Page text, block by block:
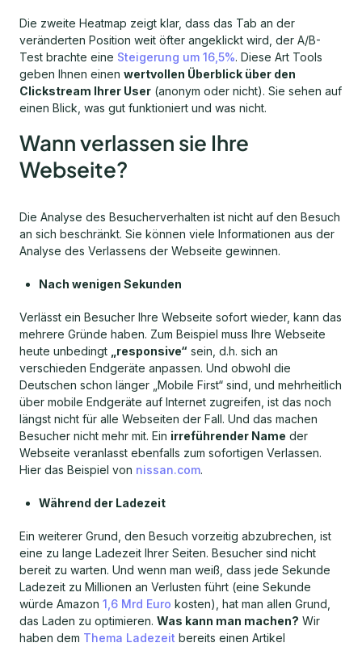
Die zweite Heatmap zeigt klar, dass das Tab an der
veränderten Position weit öfter angeklickt wird, der A/B-
Test brachte eine Steigerung um 16,5%. Diese Art Tools
geben Ihnen einen wertvollen Überblick über den
Clickstream Ihrer User (anonym oder nicht). Sie sehen auf
einen Blick, was gut funktioniert und was nicht.
Wann verlassen sie Ihre
Webseite?
Die Analyse des Besucherverhalten ist nicht auf den Besuch
an sich beschränkt. Sie können viele Informationen aus der
Analyse des Verlassens der Webseite gewinnen.
Nach wenigen Sekunden
Verlässt ein Besucher Ihre Webseite sofort wieder, kann das
mehrere Gründe haben. Zum Beispiel muss Ihre Webseite
heute unbedingt
„responsive“ sein, d.h. sich an
verschieden Endgeräte anpassen. Und obwohl die
Deutschen schon länger „Mobile First“ sind, und mehrheitlich
über mobile Endgeräte auf Internet zugreifen, ist das noch
längst nicht für alle Webseiten der Fall. Und das machen
Besucher nicht mehr mit. Ein irreführender Name der
Webseite veranlasst ebenfalls zum sofortigen Verlassen.
Hier das Beispiel von nissan.com.
Während der Ladezeit
Ein weiterer Grund, den Besuch vorzeitig abzubrechen, ist
eine zu lange Ladezeit Ihrer Seiten. Besucher sind nicht
bereit zu warten. Und wenn man weiß, dass jede Sekunde
Ladezeit zu Millionen an Verlusten führt (eine Sekunde
würde Amazon 1,6 Mrd Euro kosten), hat man allen Grund,
das Laden zu optimieren. Was kann man machen? Wir
haben dem Thema Ladezeit bereits einen Artikel